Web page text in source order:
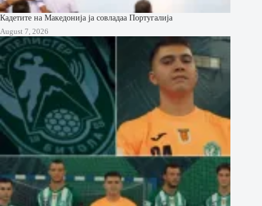
Кадетите на Македонија ја совладаа Португалија
August 7, 2026